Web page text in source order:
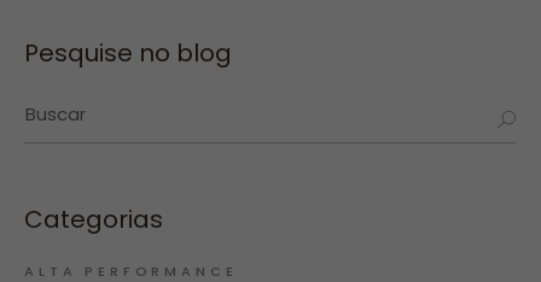
Pesquise no blog
Categorias
ALTA PERFORMANCE